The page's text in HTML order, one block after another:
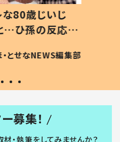
80歳じいじ
…ひ孫の反応に
可愛くて仕方な
・とせなNEWS編集部
募集！
・執筆をしてみませんか？